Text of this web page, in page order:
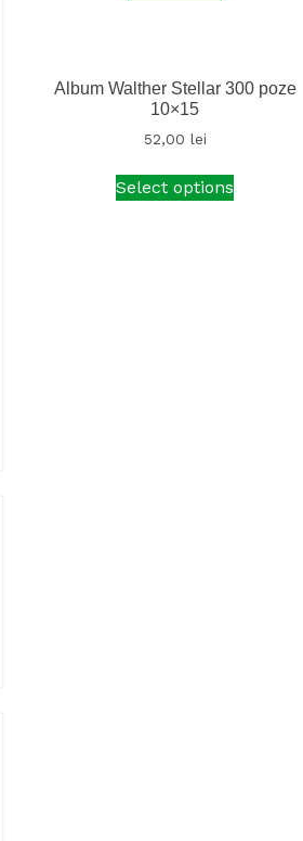
Album Walther Stellar 300 poze
10×15
52,00 lei
Select options